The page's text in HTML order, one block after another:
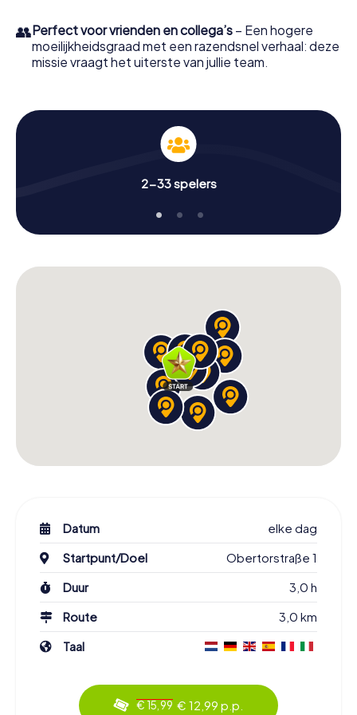
👥Perfect voor vrienden en collega’s – Een hogere
moeilijkheidsgraad met een razendsnel verhaal: deze
missie vraagt het uiterste van jullie team.
2-33 spelers
Datum
elke dag
Startpunt/Doel
Obertorstraße 1
Duur
3,0 h
Route
3,0 km
Taal
€ 15,99 € 12,99 p.p.